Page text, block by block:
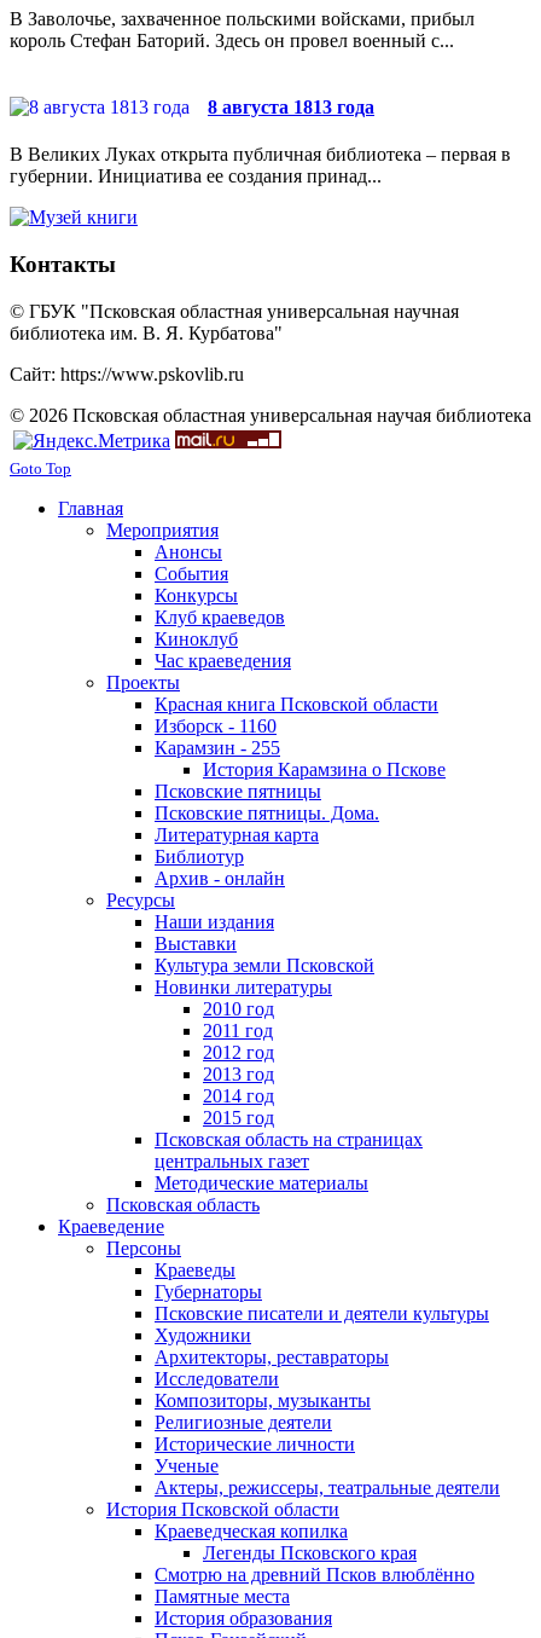
В Заволочье, захваченное польскими войсками, прибыл
король Стефан Баторий. Здесь он провел военный с...
8 августа 1813 года
В Великих Луках открыта публичная библиотека – первая в
губернии. Инициатива ее создания принад...
Контакты
© ГБУК "Псковская областная универсальная научная
библиотека им. В. Я. Курбатова"
Сайт: https://www.pskovlib.ru
© 2026 Псковская областная универсальная научая библиотека
Goto Top
Главная
Мероприятия
Анонсы
События
Конкурсы
Клуб краеведов
Киноклуб
Час краеведения
Проекты
Красная книга Псковской области
Изборск - 1160
Карамзин - 255
История Карамзина о Пскове
Псковские пятницы
Псковские пятницы. Дома.
Литературная карта
Библиотур
Архив - онлайн
Ресурсы
Наши издания
Выставки
Культура земли Псковской
Новинки литературы
2010 год
2011 год
2012 год
2013 год
2014 год
2015 год
Псковская область на страницах
центральных газет
Методические материалы
Псковская область
Краеведение
Персоны
Краеведы
Губернаторы
Псковские писатели и деятели культуры
Художники
Архитекторы, реставраторы
Исследователи
Композиторы, музыканты
Религиозные деятели
Исторические личности
Ученые
Актеры, режиссеры, театральные деятели
История Псковской области
Краеведческая копилка
Легенды Псковского края
Смотрю на древний Псков влюблённо
Памятные места
История образования